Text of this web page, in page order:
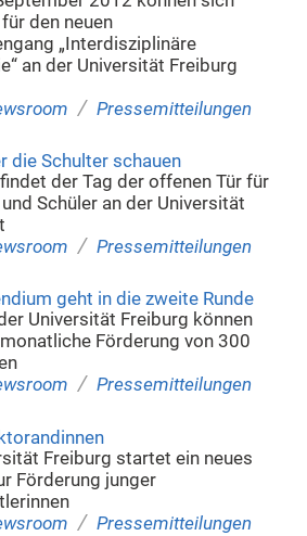
den neuen
„Interdisziplinäre
an der Universität Freiburg
/ Pressemitteilungen
die Schulter schauen
der Tag der offenen Tür für
Schüler an der Universität
/ Pressemitteilungen
geht in die zweite Runde
Universität Freiburg können
Förderung von 300
/ Pressemitteilungen
Freiburg startet ein neues
Förderung junger
/ Pressemitteilungen